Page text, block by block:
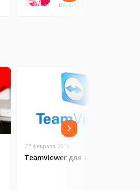
Версия: 1.05 (0.78 МБ)
27 февраля 2019
Teamviewer для Ubuntu